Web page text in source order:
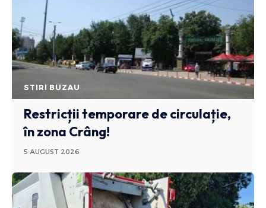
STIRI BUZAU
Restricții temporare de circulație,
în zona Crâng!
5 AUGUST 2026